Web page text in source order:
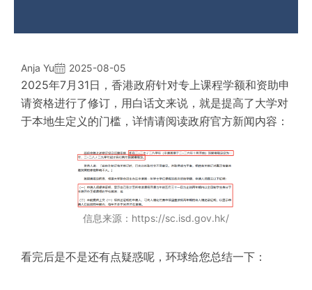
Anja Yu 2025-08-05
2025年7月31日，香港政府针对专上课程学额和资助申
请资格进行了修订，用白话文来说，就是提高了大学对
于本地生定义的门槛，详情请阅读政府官方新闻内容：
信息来源：https://sc.isd.gov.hk/
看完后是不是还有点疑惑呢，环球给您总结一下：